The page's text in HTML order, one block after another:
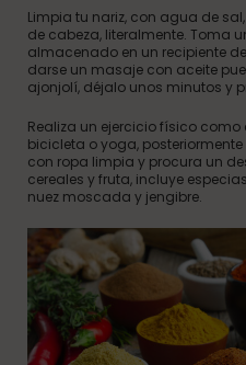
Limpia tu nariz, con agua de
de cabeza, literalmente. Toma
almacenado en un recipiente
darse un masaje con aceite
ajonjolí, déjalo unos minutos y
Realiza un ejercicio físico
bicicleta o yoga,
con ropa limpia y procura un
cereales y fruta, incluye
nuez moscada y jengibre.